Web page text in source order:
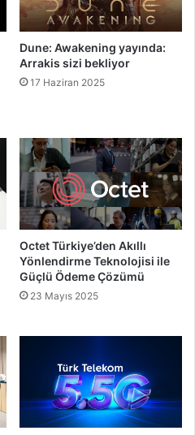
Dune: Awakening yayında:
Arrakis sizi bekliyor
17 Haziran 2025
Octet Türkiye’den Akıllı
Yönlendirme Teknolojisi ile
Güçlü Ödeme Çözümü
23 Mayıs 2025